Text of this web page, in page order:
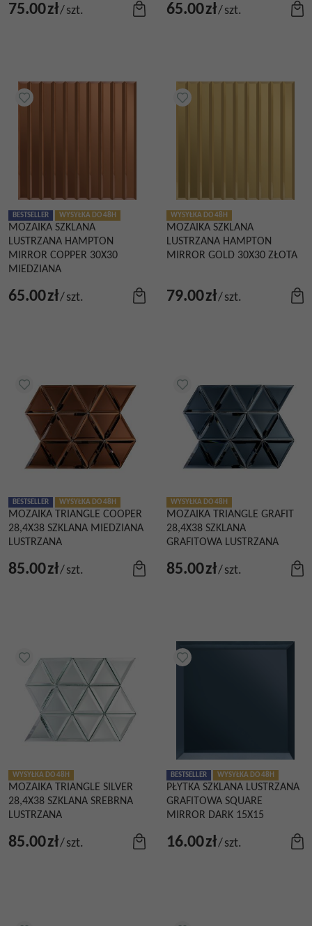
75.00zł/szt. 65.00zł/szt.
BESTSELLER WYSYŁKA DO 48H
MOZAIKA SZKLANA
LUSTRZANA HAMPTON
MIRROR COPPER 30X30
MIEDZIANA
65.00zł/szt.
WYSYŁKA DO 48H
MOZAIKA SZKLANA
LUSTRZANA HAMPTON
MIRROR GOLD 30X30 ZŁOTA
79.00zł/szt.
BESTSELLER WYSYŁKA DO 48H
MOZAIKA TRIANGLE COOPER
28,4X38 SZKLANA MIEDZIANA
LUSTRZANA
85.00zł/szt.
WYSYŁKA DO 48H
MOZAIKA TRIANGLE GRAFIT
28,4X38 SZKLANA
GRAFITOWA LUSTRZANA
85.00zł/szt.
WYSYŁKA DO 48H
MOZAIKA TRIANGLE SILVER
28,4X38 SZKLANA SREBRNA
LUSTRZANA
85.00zł/szt.
BESTSELLER WYSYŁKA DO 48H
PŁYTKA SZKLANA LUSTRZANA
GRAFITOWA SQUARE
MIRROR DARK 15X15
16.00zł/szt.